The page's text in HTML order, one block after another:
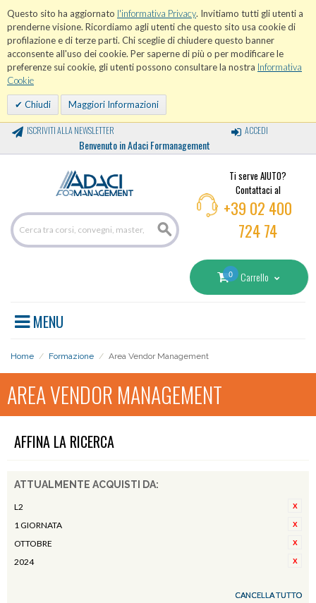
Questo sito ha aggiornato l'informativa Privacy. Invitiamo tutti gli utenti a
prenderne visione. Ricordiamo agli utenti che questo sito usa cookie di
profilazione e di terze parti. Chi sceglie di chiudere questo banner
acconsente all'uso dei cookie. Per saperne di più o per modificare le
preferenze sui cookie, gli utenti possono consultare la nostra Informativa
Cookie
Chiudi Maggiori Informazioni
ISCRIVITI ALLA NEWSLETTER
Benvenuto in Adaci Formanagement
ACCEDI
Ti serve AIUTO?
Contattaci al
+39 02 400
724 74
0 Carrello
MENU
Home / Formazione / Area Vendor Management
AREA VENDOR MANAGEMENT
AFFINA LA RICERCA
ATTUALMENTE ACQUISTI DA:
L2
1 GIORNATA
OTTOBRE
2024
CANCELLA TUTTO